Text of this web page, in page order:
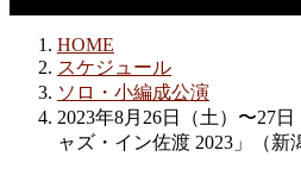
HOME
スケジュール
ソロ・小編成公演
2023年8月26日（土）〜27
ャズ・イン佐渡 2023」（新